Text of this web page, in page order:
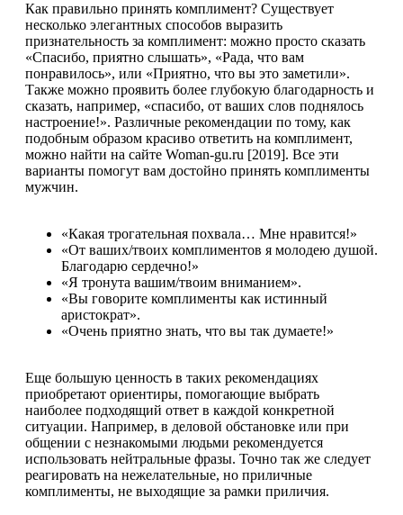
Как правильно принять комплимент? Существует
несколько элегантных способов выразить
признательность за комплимент: можно просто сказать
«Спасибо, приятно слышать», «Рада, что вам
понравилось», или «Приятно, что вы это заметили».
Также можно проявить более глубокую благодарность и
сказать, например, «спасибо, от ваших слов поднялось
настроение!». Различные рекомендации по тому, как
подобным образом красиво ответить на комплимент,
можно найти на сайте Woman-gu.ru [2019]. Все эти
варианты помогут вам достойно принять комплименты
мужчин.
«Какая трогательная похвала… Мне нравится!»
«От ваших/твоих комплиментов я молодею душой.
Благодарю сердечно!»
«Я тронута вашим/твоим вниманием».
«Вы говорите комплименты как истинный
аристократ».
«Очень приятно знать, что вы так думаете!»
Еще большую ценность в таких рекомендациях
приобретают ориентиры, помогающие выбрать
наиболее подходящий ответ в каждой конкретной
ситуации. Например, в деловой обстановке или при
общении с незнакомыми людьми рекомендуется
использовать нейтральные фразы. Точно так же следует
реагировать на нежелательные, но приличные
комплименты, не выходящие за рамки приличия.